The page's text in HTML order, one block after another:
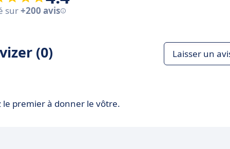
sur+200 avis
(0) Laisser un
le premier à donner le vôtre.